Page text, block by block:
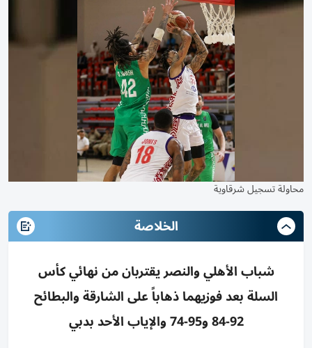
محاولة تسجيل شرقاوية
الخلاصة
شباب الأهلي والنصر يقتربان من نهائي كأس
السلة بعد فوزيهما ذهاباً على الشارقة والبطائح
92-84 و95-74 والإياب الأحد بدبي